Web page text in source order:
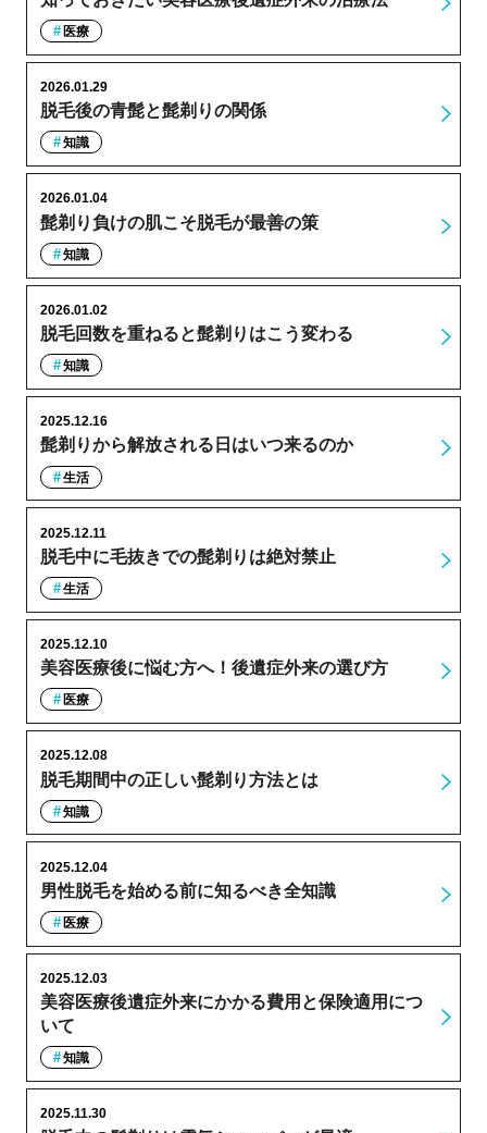
医療
脱毛後の青髭と髭剃りの関係
2026.01.29
知識
髭剃り負けの肌こそ脱毛が最善の策
2026.01.04
知識
脱毛回数を重ねると髭剃りはこう変わる
2026.01.02
知識
髭剃りから解放される日はいつ来るのか
2025.12.16
生活
脱毛中に毛抜きでの髭剃りは絶対禁止
2025.12.11
生活
美容医療後に悩む方へ！後遺症外来の選び方
2025.12.10
医療
脱毛期間中の正しい髭剃り方法とは
2025.12.08
知識
男性脱毛を始める前に知るべき全知識
2025.12.04
医療
美容医療後遺症外来にかかる費用と保険適用につ
いて
2025.12.03
知識
2025.11.30